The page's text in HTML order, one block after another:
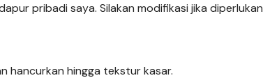
pribadi saya. Silakan modifikasi jika diperlukan
hancurkan hingga tekstur kasar.